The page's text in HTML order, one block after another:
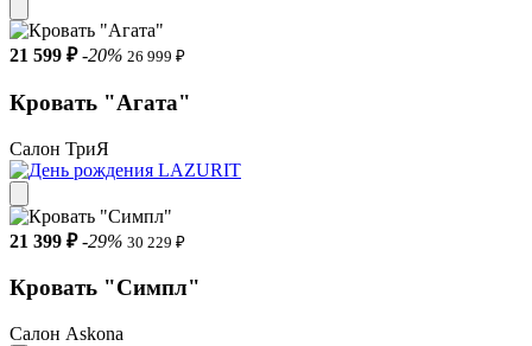
21 599 ₽ -20% 26 999 ₽
Кровать "Агата"
Салон ТриЯ
21 399 ₽ -29% 30 229 ₽
Кровать "Симпл"
Салон Askona